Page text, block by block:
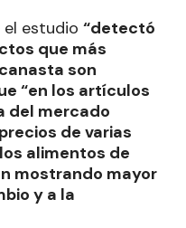
estudio “detectó
que más
son
“en los artículos
del mercado
de varias
alimentos de
mostrando mayor
y a la